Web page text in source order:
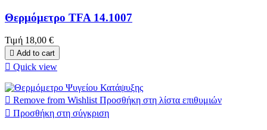
Θερμόμετρο TFA 14.1007
Τιμή 18,00 €
 Add to cart
 Quick view
 Remove from Wishlist Προσθήκη στη λίστα επιθυμιών
 Προσθήκη στη σύγκριση